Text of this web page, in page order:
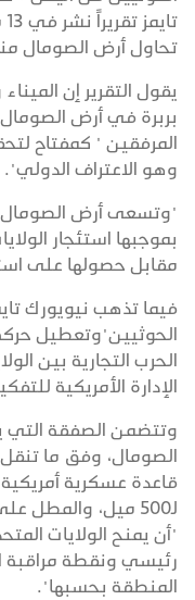
تحاول أرض الصومال
يقول التقرير إن
بربرة في أرض
المرفقين " كمفتاح
وهو الاعتراف الدولي".
"وتسعى أرض الصومال
بموجبها استئجار
مقابل حصولها على
فيما تذهب نيويورك
الحوثيين"وتعطيل
الحرب التجارية بين
الإدارة الأمريكية
وتتضمن الصفقة التي
الصومال، وفق ما
قاعدة عسكرية
لـ500 ميل،
"أن يمنح الولايات
رئيسي ونقطة مراقبة
المنطقة بحسبها".